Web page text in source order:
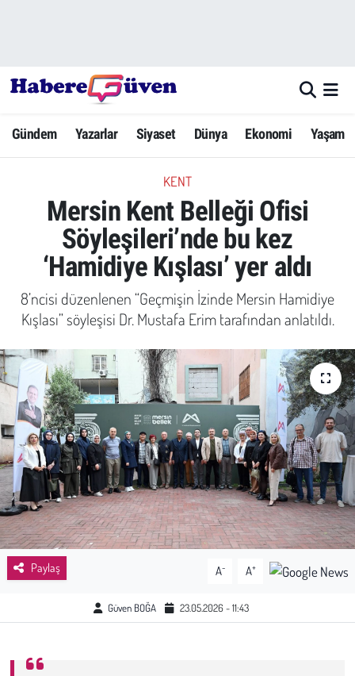
Gündem Yazarlar Siyaset Dünya Ekonomi Yaşam
KENT
Mersin Kent Belleği Ofisi
Söyleşileri’nde bu kez
‘Hamidiye Kışlası’ yer aldı
8’ncisi düzenlenen “Geçmişin İzinde Mersin Hamidiye
Kışlası” söyleşisi Dr. Mustafa Erim tarafından anlatıldı.
Paylaş A- A+
Güven BOĞA 23.05.2026 - 11:43
Yazarlar
Dünya
Ekonomi
Yaşam
Yerel Haberler
Sağlık
Kadın
Emek
Spor
Çocuk
Bilim - Teknoloji
İnsan Hakları
Hava Durumu
Trafik Durumu
Süper Lig Puan Durumu ve Fikstür
Tüm Manşetler
Son Dakika Haberleri
Haber Arşivi